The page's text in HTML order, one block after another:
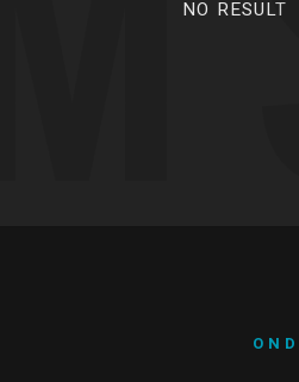
NO RESULT